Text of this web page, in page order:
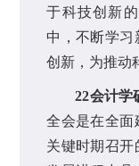
于科技创新
中，不断学习
创新，为推动
22会计学
全会是在全面
关键时期召开